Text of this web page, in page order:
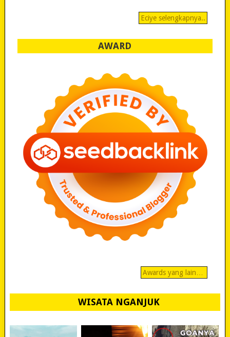
Eciye selengkapnya..
AWARD
Awards yang lain…
WISATA NGANJUK